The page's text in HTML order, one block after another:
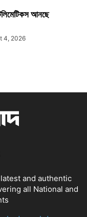
আনছে
4, 2026
and authentic
all National and